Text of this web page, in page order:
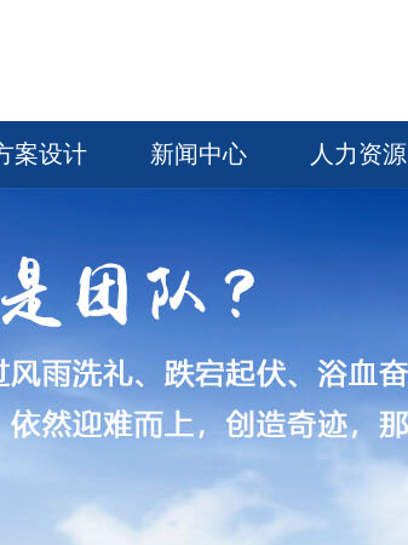
案设计 新闻中心 人力资源